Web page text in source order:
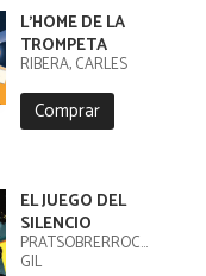
L'HOME DE LA
TROMPETA
RIBERA, CARLES
Comprar
EL JUEGO DEL
SILENCIO
PRATSOBRERROCA,
GIL